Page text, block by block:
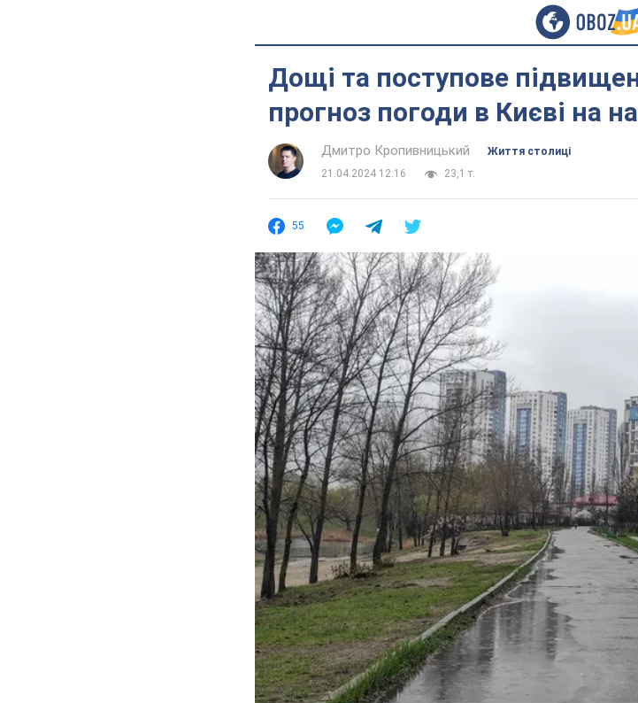
Дощі та поступове
прогноз погоди в Києві на
Дмитро Кропивницький
Життя столиці
21.04.2024 12:16
23,1 т.
55